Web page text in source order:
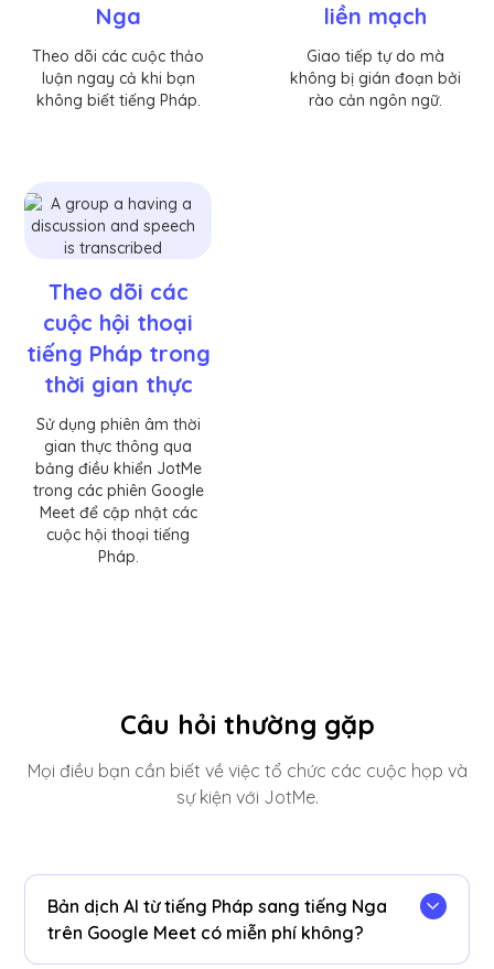
Nga
Theo dõi các cuộc thảo
luận ngay cả khi bạn
không biết tiếng Pháp.
liền mạch
Giao tiếp tự do mà
không bị gián đoạn bởi
rào cản ngôn ngữ.
Theo dõi các
cuộc hội thoại
tiếng Pháp trong
thời gian thực
Sử dụng phiên âm thời
gian thực thông qua
bảng điều khiển JotMe
trong các phiên Google
Meet để cập nhật các
cuộc hội thoại tiếng
Pháp.
Câu hỏi thường gặp
Mọi điều bạn cần biết về việc tổ chức các cuộc họp và
sự kiện với JotMe.
Bản dịch AI từ tiếng Pháp sang tiếng Nga
trên Google Meet có miễn phí không?